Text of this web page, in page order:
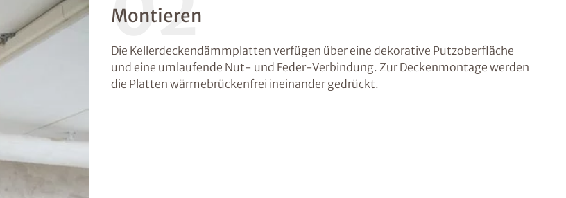
Montieren
Die Kellerdeckendämmplatten verfügen über eine dekorative Putzoberfläche
und eine umlaufende Nut- und Feder-Verbindung. Zur Deckenmontage werden
die Platten wärmebrückenfrei ineinander gedrückt.